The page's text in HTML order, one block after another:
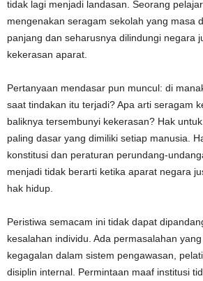
tidak lagi menjadi landasan. Seorang
mengenakan seragam sekolah yang masa
panjang dan seharusnya dilindungi negara
kekerasan aparat.
Pertanyaan mendasar pun muncul: di
saat tindakan itu terjadi? Apa arti seragam
baliknya tersembunyi kekerasan? Hak
paling dasar yang dimiliki setiap manusia.
konstitusi dan peraturan perundang-
menjadi tidak berarti ketika aparat negara
hak hidup.
Peristiwa semacam ini tidak dapat
kesalahan individu. Ada permasalahan
kegagalan dalam sistem pengawasan,
disiplin internal. Permintaan maaf institusi